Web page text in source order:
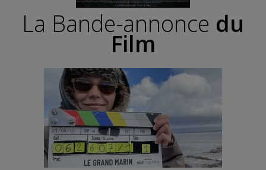
La Bande-annonce du
Film